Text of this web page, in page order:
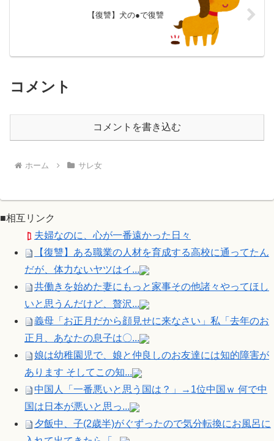
【復讐】犬の●で復讐
コメント
コメントを書き込む
ホーム サレ女
■相互リンク
夫婦なのに、心が一番遠かった日々
【復讐】ある職業の人材を育成する高校に通ってたん
だが、体力ないヤツはイ...
共働きを始めた妻にもっと家事その他諸々やってほし
いと思うんだけど、贅沢...
義母「お正月だから顔見せに来なさい」私「去年のお
正月、あなたの息子は〇...
娘は幼稚園児で、娘と仲良しのお友達には知的障害が
あります そしてこの知...
中国人「一番悪いと思う国は？」→1位中国ｗ 何で中
国は日本が悪いと思っ...
夕飯中、子(2歳半)がぐずったので気分転換にお風呂に